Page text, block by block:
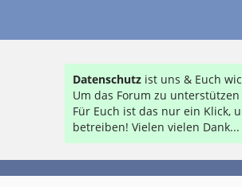
Datenschutz ist uns & Euch
Um das Forum zu
Für Euch ist das nur ein Klick,
betreiben! Vielen vielen Dank...